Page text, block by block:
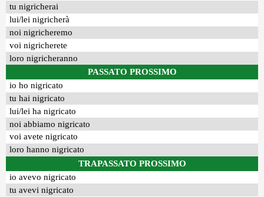
tu nigricherai
lui/lei nigricherà
noi nigricheremo
voi nigricherete
loro nigricheranno
PASSATO PROSSIMO
io ho nigricato
tu hai nigricato
lui/lei ha nigricato
noi abbiamo nigricato
voi avete nigricato
loro hanno nigricato
TRAPASSATO PROSSIMO
io avevo nigricato
tu avevi nigricato